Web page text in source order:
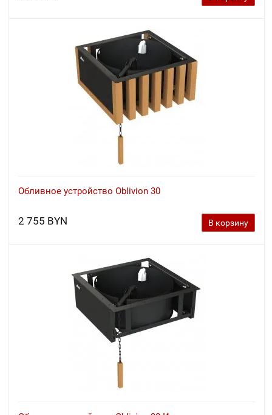
Обливное устройство Oblivion 30
2 755 BYN В корзину